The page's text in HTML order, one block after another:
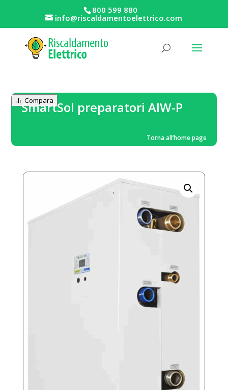
800 599 880
info@riscaldamentoelettrico.com
SmartSol preparatori AIW-P
Compara
Torna all’home page